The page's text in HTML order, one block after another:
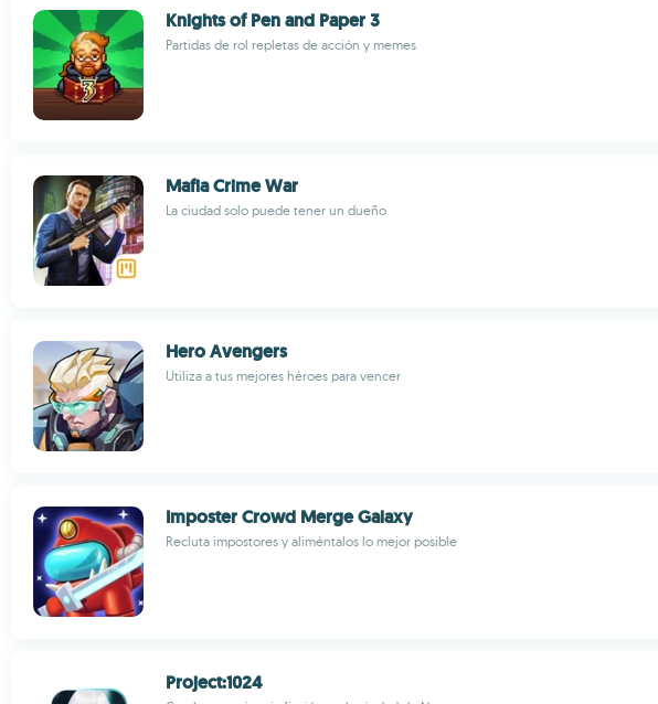
Knights of Pen and Paper 3
Partidas de rol repletas de acción y memes
Mafia Crime War
La ciudad solo puede tener un dueño
Hero Avengers
Utiliza a tus mejores héroes para vencer
Imposter Crowd Merge Galaxy
Recluta impostores y aliméntalos lo mejor posible
Project:1024